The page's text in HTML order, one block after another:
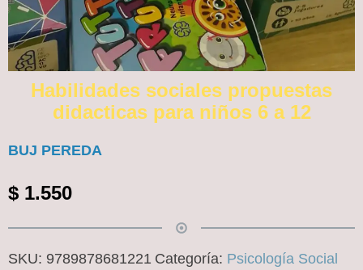
Habilidades sociales propuestas
didacticas para niños 6 a 12
BUJ PEREDA
$ 1.550
SKU: 9789878681221 Categoría: Psicología Social